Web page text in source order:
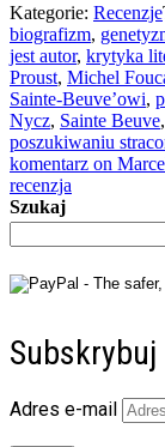
Kategorie: Recenzje
biografizm,
jest autor, krytyka
Proust, Michel
Sainte-Beuve’owi,
Nycz, Sainte Beuve,
poszukiwaniu
komentarz on
recenzja
Szukaj
Subskrybuj
Adres e-mail